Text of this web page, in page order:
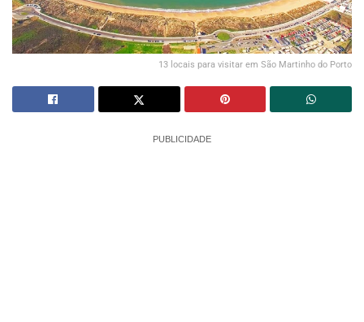
13 locais para visitar em São Martinho do Porto
PUBLICIDADE